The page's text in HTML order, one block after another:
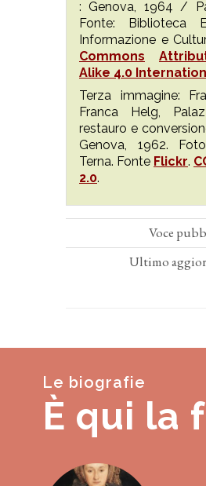
: Genova, 1964 /
Fonte: Biblioteca
Informazione e
Commons
Alike 4.0
Terza immagine:
Franca Helg,
restauro e
Genova, 1962.
Terna. Fonte Flickr.
2.0.
Voce
Ultimo
Le biografie
È qui la